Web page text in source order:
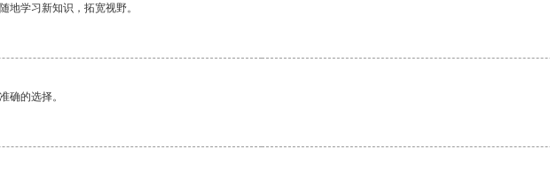
地学习新知识，拓宽视野。
确的选择。